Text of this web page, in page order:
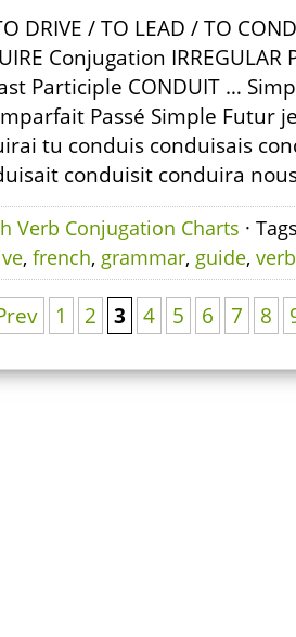
DRIVE / TO LEAD / TO
Conjugation
Participle CONDUIT …
Passé Simple Futur
tu conduis conduisais
conduisit conduira
Verb Conjugation Charts ·
, french, grammar, guide, verb
1 2 3 4 5 6 7 8